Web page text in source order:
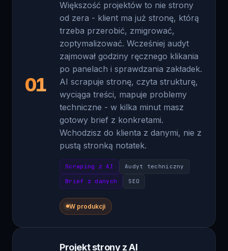
trzeba przerobić, zmigrować,
zoptymalizować. Wcześniej audyt
zajmował godziny ręcznego klikania
po panelach i sprawdzania zakładek.
AI scrapuje stronę, czyta strukturę,
wyciąga treści, mapuje problemy
techniczne - w kilka minut masz
gotowy brief z konkretami.
Wchodzisz do klienta z danymi, nie z
pustą stronką notatek.
Scraping z AI Audyt techniczny
Brief z danych
W produkcji
Tworzymy projekt strony w